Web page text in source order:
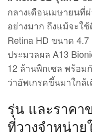
กลางเดือนเมษายนที่
อย่างมาก ถึงแม้จะใ
Retina HD ขนาด
ประมวลผล A13
12 ล้านพิกเซล พร้อม
ว่าอัพเกรดขึ้นมาใกล้
รุ่น และราคา
ที่วางจำหน่าย